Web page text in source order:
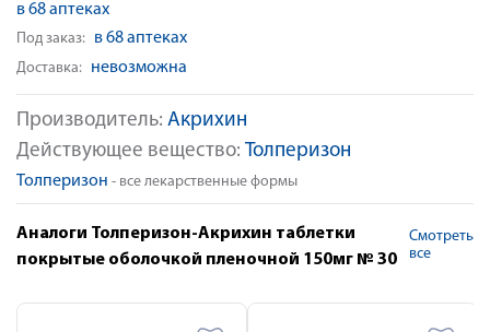
Производитель: Акрихин
Действующее вещество: Толперизон
Толперизон - все лекарственные формы
в 68 аптеках
Под заказ: в 68 аптеках
Доставка: невозможна
Аналоги Толперизон-Акрихин таблетки
покрытые оболочкой пленочной 150мг № 30
Смотреть
все